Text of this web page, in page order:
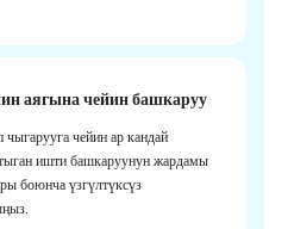
аягына чейин башкаруу
чейин ар кандай
ишти башкаруунун жардамы
боюнча үзгүлтүксүз